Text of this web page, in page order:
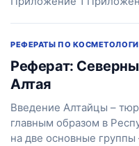
РЕФЕРАТЫ ПО
Реферат:
Алтая
Введение Алтайцы –
главным образом в
на две основные